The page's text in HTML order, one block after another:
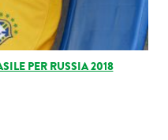
PER RUSSIA 2018